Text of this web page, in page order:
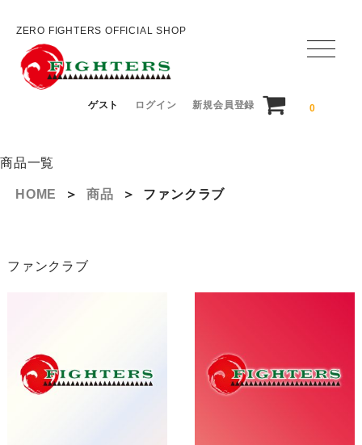
ZERO FIGHTERS OFFICIAL SHOP
ゲスト ログイン 新規会員登録 0
商品一覧
HOME ＞ 商品 ＞ ファンクラブ
ファンクラブ